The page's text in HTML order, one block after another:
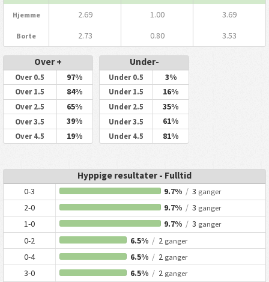
Hjemme 2.69 1.00 3.69
Borte 2.73 0.80 3.53
Over +
Over 0.5 97%
Over 1.5 84%
Over 2.5 65%
Over 3.5 39%
Over 4.5 19%
Under-
Under 0.5 3%
Under 1.5 16%
Under 2.5 35%
Under 3.5 61%
Under 4.5 81%
Hyppige resultater - Fulltid
0-3 9.7% / 3 ganger
2-0 9.7% / 3 ganger
1-0 9.7% / 3 ganger
0-2 6.5% /2 ganger
0-4 6.5% /2 ganger
3-0 6.5% /2 ganger